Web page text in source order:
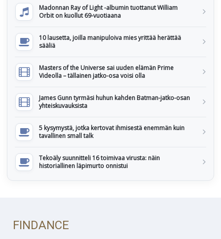
Madonnan Ray of Light -albumin tuottanut William
Orbit on kuollut 69-vuotiaana
10 lausetta, joilla manipuloiva mies yrittää herättää
sääliä
Masters of the Universe sai uuden elämän Prime
Videolla – tällainen jatko-osa voisi olla
James Gunn tyrmäsi huhun kahden Batman-jatko-osan
yhteiskuvauksista
5 kysymystä, jotka kertovat ihmisestä enemmän kuin
tavallinen small talk
Tekoäly suunnitteli 16 toimivaa virusta: näin
historiallinen läpimurto onnistui
FINDANCE